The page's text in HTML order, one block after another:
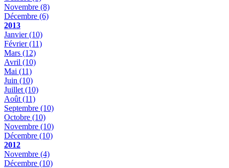
Novembre (8)
Décembre (6)
2013
Janvier(10)
Février(11)
Mars (12)
Avril (10)
Mai (11)
Juin (10)
Juillet (10)
Août (11)
Septembre (10)
Octobre (10)
Novembre (10)
Décembre (10)
2012
Novembre (4)
Décembre (10)